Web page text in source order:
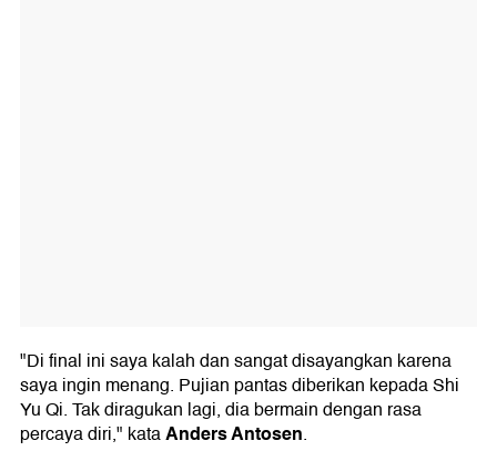
"Di final ini saya kalah dan sangat disayangkan karena
saya ingin menang. Pujian pantas diberikan kepada Shi
Yu Qi. Tak diragukan lagi, dia bermain dengan rasa
percaya diri," kataAnders Antosen.